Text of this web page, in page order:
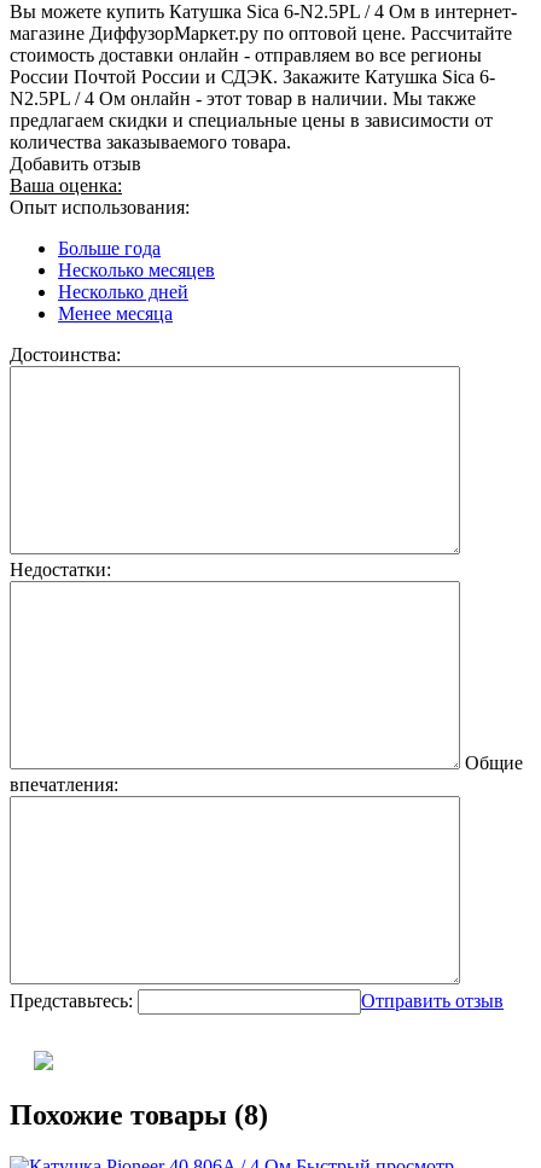
Вы можете купить Катушка Sica 6-N2.5PL / 4 Ом в интернет-
магазине ДиффузорМаркет.ру по оптовой цене. Рассчитайте
стоимость доставки онлайн - отправляем во все регионы
России Почтой России и СДЭК. Закажите Катушка Sica 6-
N2.5PL / 4 Ом онлайн - этот товар в наличии. Мы также
предлагаем скидки и специальные цены в зависимости от
количества заказываемого товара.
Добавить отзыв
Ваша оценка:
Опыт использования:
Больше года
Несколько месяцев
Несколько дней
Менее месяца
Достоинства:
Недостатки:
Общие
впечатления:
Представьтесь: Отправить отзыв
Похожие товары (8)